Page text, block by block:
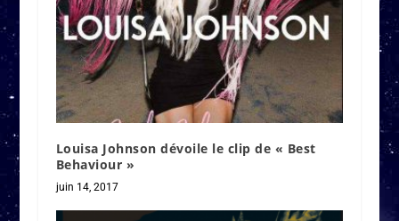
Louisa Johnson dévoile le clip de « Best
Behaviour »
juin 14, 2017